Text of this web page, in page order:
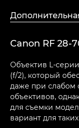
Canon RF 28-
Объектив L-
(f/2), который
даже при слабом
объективов,
для съемки
вариант для